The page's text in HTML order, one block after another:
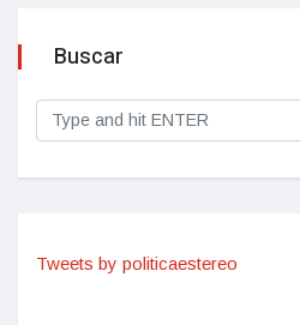
Buscar
Tweets by politicaestereo